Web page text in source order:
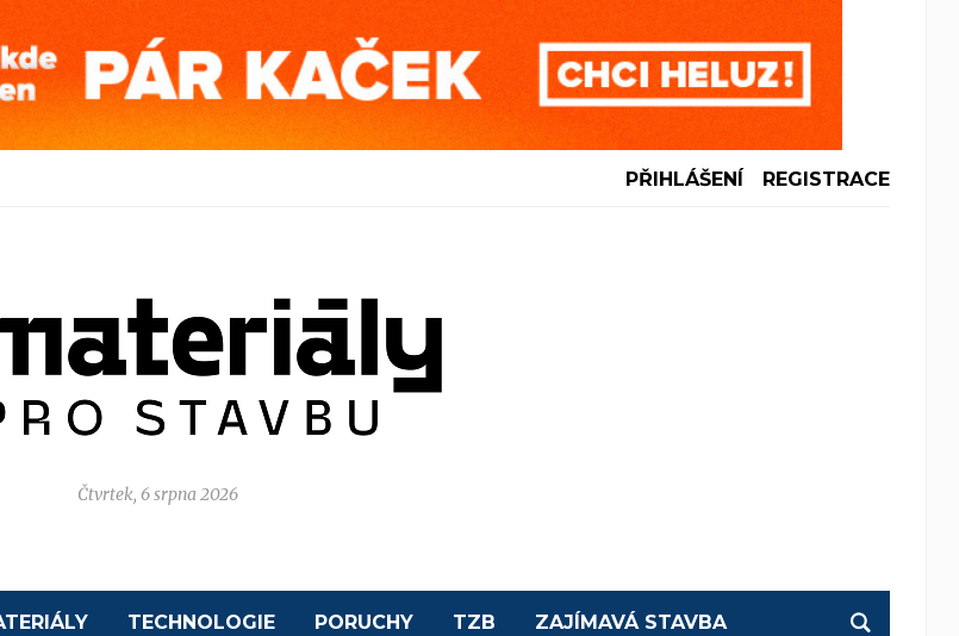
PŘIHLÁŠENÍ REGISTRACE
Čtvrtek, 6 srpna 2026
TECHNOLOGIE PORUCHY TZB ZAJÍMAVÁ STAVBA